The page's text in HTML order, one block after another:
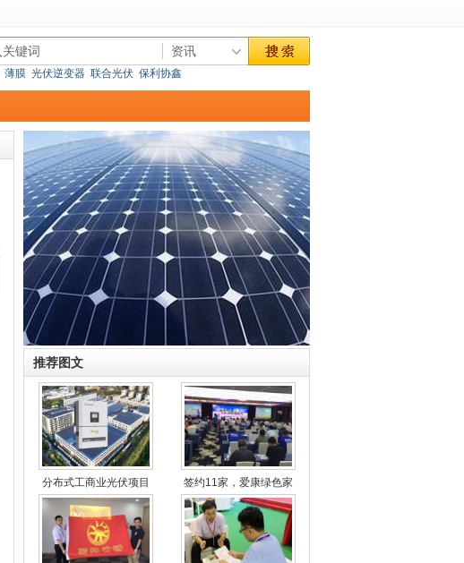
薄膜 光伏逆变器 联合光伏 保利协鑫
推荐图文
分布式工商业光伏项目 签约11家，爱康绿色家